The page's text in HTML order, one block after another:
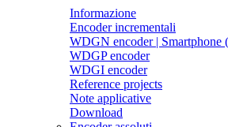
Informazione
Encoder incrementali
WDGN encoder | Smartphone
WDGP encoder
WDGI encoder
Reference projects
Note applicative
Download